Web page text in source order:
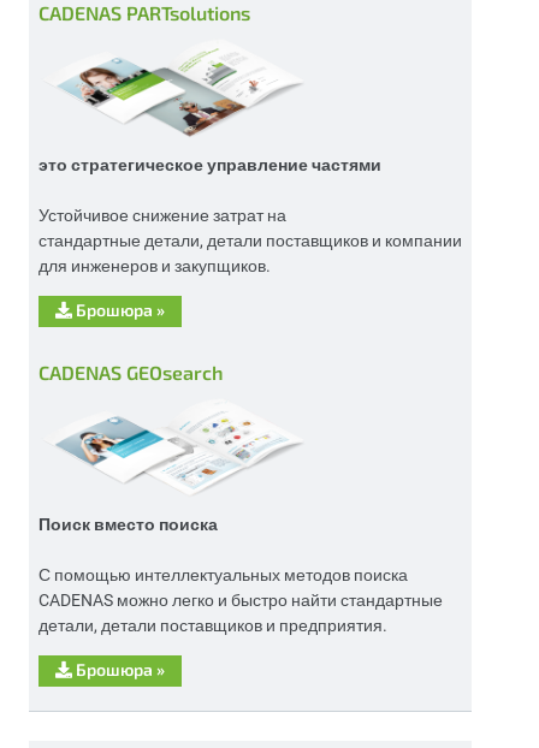
CADENAS PARTsolutions
это стратегическое управление частями
Устойчивое снижение затрат на
стандартные детали, детали поставщиков и компании
для инженеров и закупщиков.
Брошюра »
CADENAS GEOsearch
Поиск вместо поиска
С помощью интеллектуальных методов поиска
CADENAS можно легко и быстро найти стандартные
детали, детали поставщиков и предприятия.
Брошюра »